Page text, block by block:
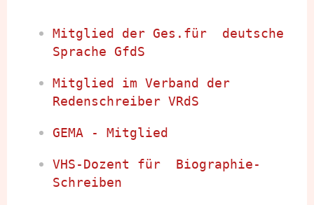
Mitglied der Ges.für  deutsche
Sprache GfdS
Mitglied im Verband der
Redenschreiber VRdS
GEMA - Mitglied
VHS-Dozent für  Biographie-
Schreiben